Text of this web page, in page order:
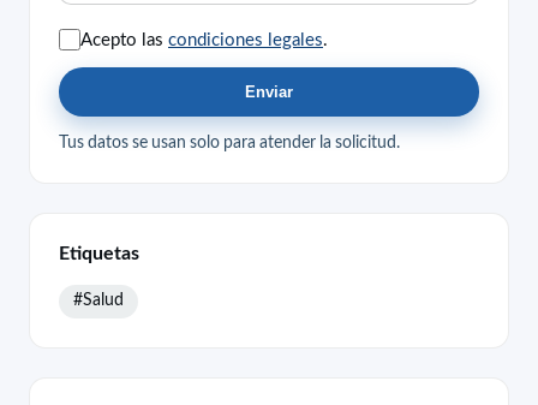
Acepto las condiciones legales
Enviar
Tus datos se usan solo para atender la solicitud.
Etiquetas
#Salud